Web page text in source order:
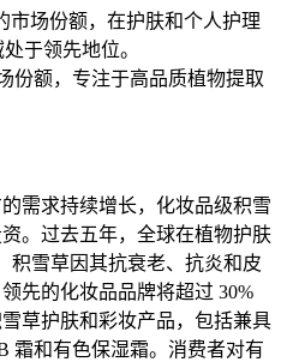
市场份额，在护肤和个人护理
于领先地位。
份额，专注于高品质植物提取
需求持续增长，化妆品级积雪
。过去五年，全球在植物护肤
积雪草因其抗衰老、抗炎和皮
先的化妆品品牌将超过 30%
草护肤和彩妆产品，包括兼具
霜和有色保湿霜。消费者对有